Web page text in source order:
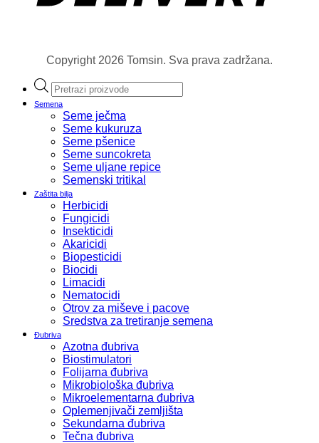
Copyright 2026 Tomsin. Sva prava zadržana.
Products
search
Semena
Seme ječma
Seme kukuruza
Seme pšenice
Seme suncokreta
Seme uljane repice
Semenski tritikal
Zaštita bilja
Herbicidi
Fungicidi
Insekticidi
Akaricidi
Biopesticidi
Biocidi
Limacidi
Nematocidi
Otrov za miševe i pacove
Sredstva za tretiranje semena
Đubriva
Azotna đubriva
Biostimulatori
Folijarna đubriva
Mikrobiološka đubriva
Mikroelementarna đubriva
Oplemenjivači zemljišta
Sekundarna đubriva
Tečna đubriva